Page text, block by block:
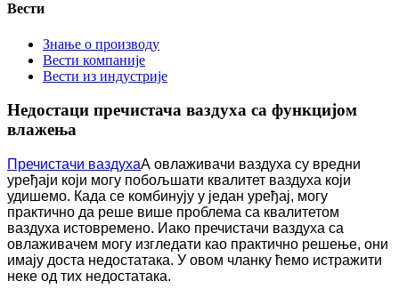
Вести
Знање о производу
Вести компаније
Вести из индустрије
Недостаци пречистача ваздуха са функцијом
влажења
Пречистачи ваздухаА овлаживачи ваздуха су вредни
уређаји који могу побољшати квалитет ваздуха који
удишемо. Када се комбинују у један уређај, могу
практично да реше више проблема са квалитетом
ваздуха истовремено. Иако пречистачи ваздуха са
овлаживачем могу изгледати као практично решење, они
имају доста недостатака. У овом чланку ћемо истражити
неке од тих недостатака.